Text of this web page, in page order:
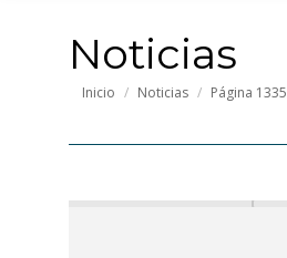
Noticias
Estás aquí:
Inicio Noticias Página 1335